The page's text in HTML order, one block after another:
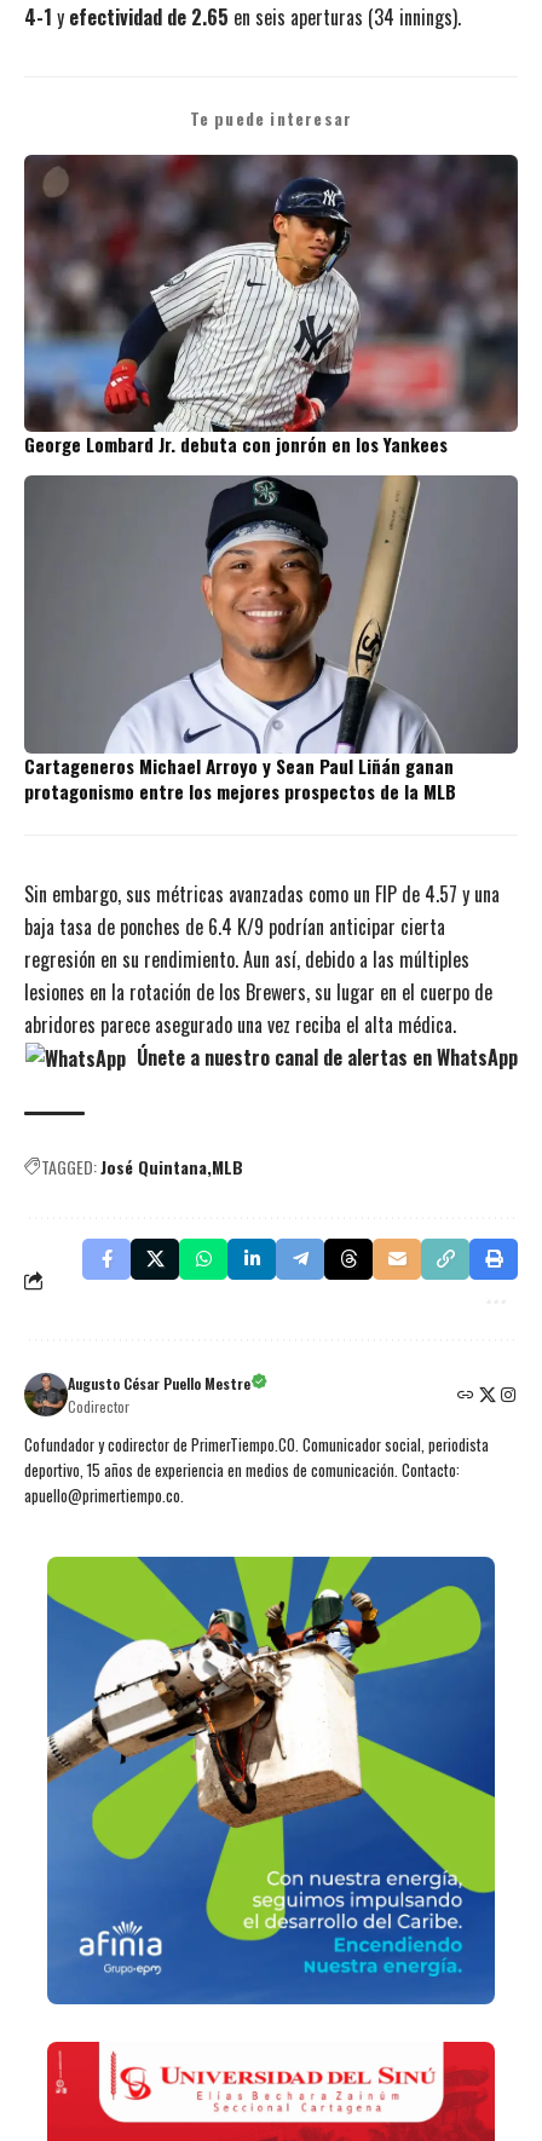
4-1 y efectividad de 2.65 en seis aperturas (34 innings).
Te puede interesar
George Lombard Jr. debuta con jonrón en los Yankees
Cartageneros Michael Arroyo y Sean Paul Liñán ganan
protagonismo entre los mejores prospectos de la MLB
Sin embargo, sus métricas avanzadas como un FIP de 4.57 y una
baja tasa de ponches de 6.4 K/9 podrían anticipar cierta
regresión en su rendimiento. Aun así, debido a las múltiples
lesiones en la rotación de los Brewers, su lugar en el cuerpo de
abridores parece asegurado una vez reciba el alta médica.
Únete a nuestro canal de alertas en WhatsApp
TAGGED:José Quintana MLB
Augusto César Puello Mestre
Codirector
Cofundador y codirector de PrimerTiempo.CO. Comunicador social, periodista
deportivo, 15 años de experiencia en medios de comunicación. Contacto:
apuello@primertiempo.co.